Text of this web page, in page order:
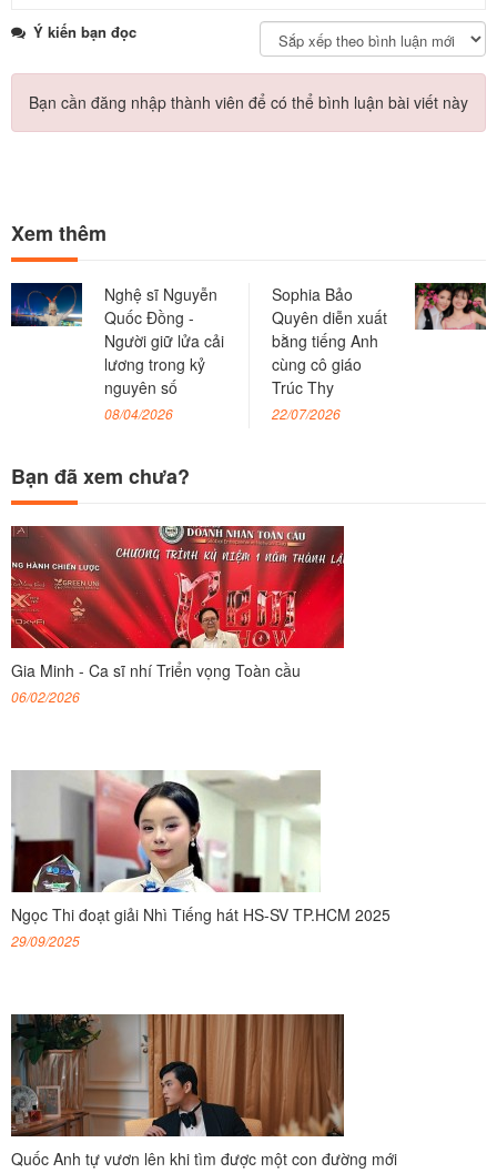
Ý kiến bạn đọc
Bạn cần đăng nhập thành viên để có thể bình luận bài viết này
Xem thêm
Nghệ sĩ Nguyễn
Quốc Đồng -
Người giữ lửa cải
lương trong kỷ
nguyên số
08/04/2026
Sophia Bảo
Quyên diễn xuất
bằng tiếng Anh
cùng cô giáo
Trúc Thy
22/07/2026
Bạn đã xem chưa?
Gia Minh - Ca sĩ nhí Triển vọng Toàn cầu
06/02/2026
Ngọc Thi đoạt giải Nhì Tiếng hát HS-SV TP.HCM 2025
29/09/2025
Quốc Anh tự vươn lên khi tìm được một con đường mới